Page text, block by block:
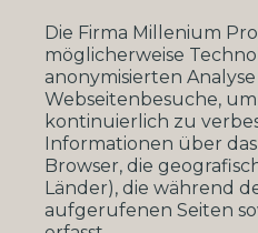
Die Firma Millenium
möglicherweise
anonymisierten
Webseitenbesuche,
kontinuierlich zu
Informationen über
Browser, die
Länder), die während
aufgerufenen Seiten